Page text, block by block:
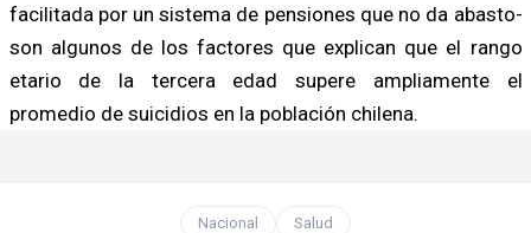
facilitada por un sistema de pensiones que no da abasto-
son algunos de los factores que explican que el rango
etario de la tercera edad supere ampliamente el
promedio de suicidios en la población chilena.
Nacional Salud